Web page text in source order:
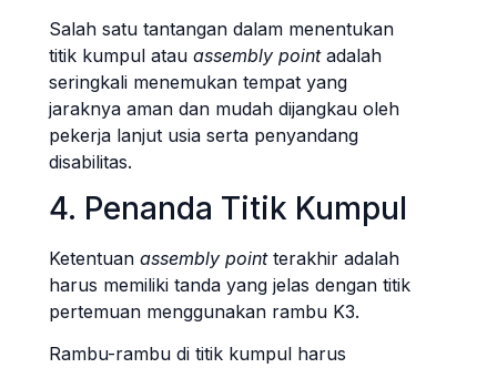
Salah satu tantangan dalam menentukan
titik kumpul atau assembly point adalah
seringkali menemukan tempat yang
jaraknya aman dan mudah dijangkau oleh
pekerja lanjut usia serta penyandang
disabilitas.
4. Penanda Titik Kumpul
Ketentuan assembly pointterakhir adalah
harus memiliki tanda yang jelas dengan titik
pertemuan menggunakan rambu K3.
Rambu-rambu di titik kumpul harus